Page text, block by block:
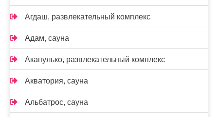
Агдаш, развлекательный комплекс
Адам, сауна
Акапулько, развлекательный комплекс
Акватория, сауна
Альбатрос, сауна